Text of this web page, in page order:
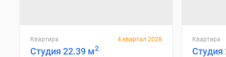
Квартира 4 квартал 2028
Студия 22.39 м2
Квартира
Студия